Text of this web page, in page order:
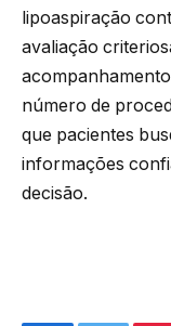
lipoaspiração
avaliação
número de
que pacientes
informações
decisão.